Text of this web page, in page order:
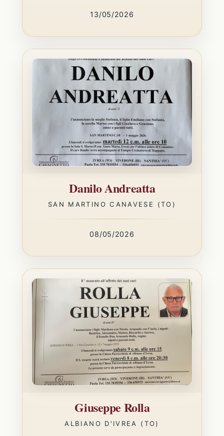
13/05/2026
Danilo Andreatta
SAN MARTINO CANAVESE (TO)
08/05/2026
Giuseppe Rolla
ALBIANO D'IVREA (TO)